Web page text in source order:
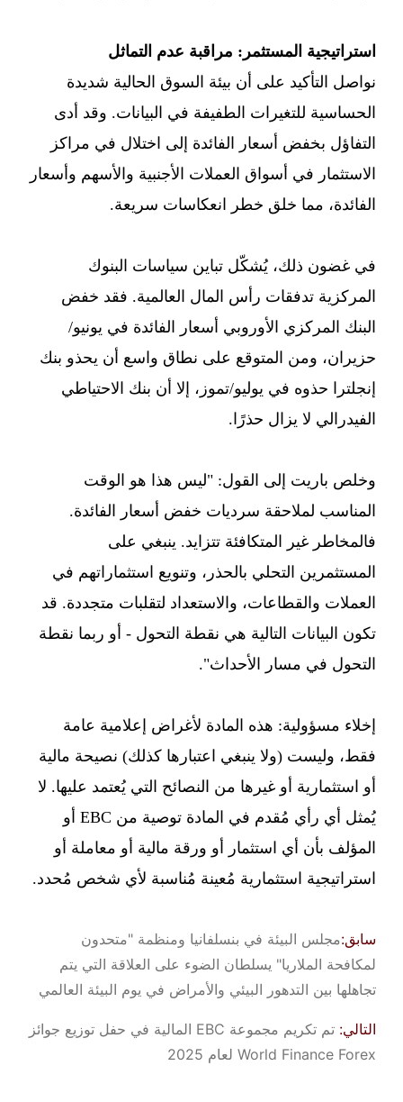
استراتيجية المستثمر: مراقبة عدم التماثل
نواصل التأكيد على أن بيئة السوق الحالية شديدة
الحساسية للتغيرات الطفيفة في البيانات. وقد أدى
التفاؤل بخفض أسعار الفائدة إلى اختلال في مراكز
الاستثمار في أسواق العملات الأجنبية والأسهم وأسعار
الفائدة، مما خلق خطر انعكاسات سريعة.
في غضون ذلك، يُشكّل تباين سياسات البنوك
المركزية تدفقات رأس المال العالمية. فقد خفض
البنك المركزي الأوروبي أسعار الفائدة في يونيو/
حزيران، ومن المتوقع على نطاق واسع أن يحذو بنك
إنجلترا حذوه في يوليو/تموز، إلا أن بنك الاحتياطي
الفيدرالي لا يزال حذرًا.
وخلص باريت إلى القول: "ليس هذا هو الوقت
المناسب لملاحقة سرديات خفض أسعار الفائدة.
فالمخاطر غير المتكافئة تتزايد. ينبغي على
المستثمرين التحلي بالحذر، وتنويع استثماراتهم في
العملات والقطاعات، والاستعداد لتقلبات متجددة. قد
تكون البيانات التالية هي نقطة التحول - أو ربما نقطة
التحول في مسار الأحداث".
إخلاء مسؤولية: هذه المادة لأغراض إعلامية عامة
فقط، وليست (ولا ينبغي اعتبارها كذلك) نصيحة مالية
أو استثمارية أو غيرها من النصائح التي يُعتمد عليها. لا
يُمثل أي رأي مُقدم في المادة توصية من EBC أو
المؤلف بأن أي استثمار أو ورقة مالية أو معاملة أو
استراتيجية استثمارية مُعينة مُناسبة لأي شخص مُحدد.
سابق:​مجلس البيئة في بنسلفانيا ومنظمة "متحدون
لمكافحة الملاريا" يسلطان الضوء على العلاقة التي يتم
تجاهلها بين التدهور البيئي والأمراض في يوم البيئة العالمي
التالي:
تم تكريم مجموعة EBC المالية في حفل توزيع جوائز
World Finance Forex لعام 2025